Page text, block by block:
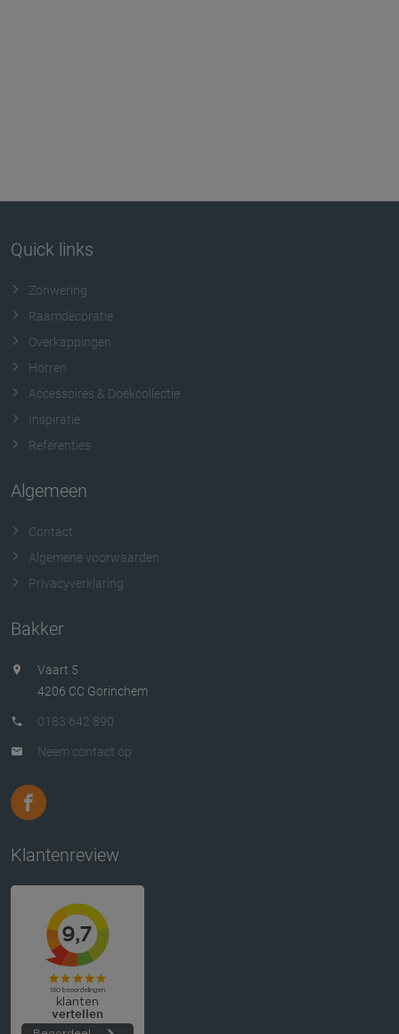
Quick links
Zonwering
Raamdecoratie
Overkappingen
Horren
Accessoires & Doekcollectie
Inspiratie
Referenties
Algemeen
Contact
Algemene voorwaarden
Privacyverklaring
Bakker
Vaart 5
4206 CC Gorinchem
0183 642 890
Neem contact op
Klantenreview